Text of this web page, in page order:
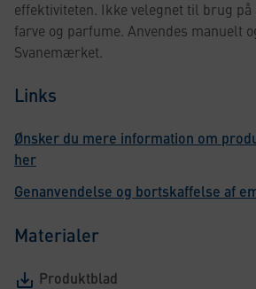
effektiviteten. Ikke velegnet til brug
farve og parfume. Anvendes manuelt
Svanemærket.
Links
Ønsker du mere information om
her
Genanvendelse og bortskaffelse af
Materialer
Produktblad